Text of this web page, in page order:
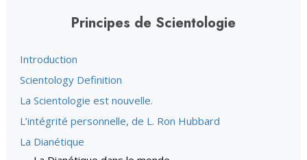
Principes de Scientologie
Introduction
Scientology Definition
La Scientologie est nouvelle.
L’intégrité personnelle, de L. Ron Hubbard
La Dianétique